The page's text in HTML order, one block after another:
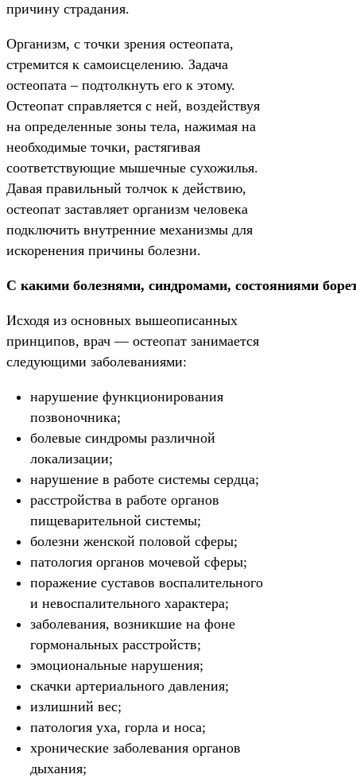
причину страдания.
Организм, с точки зрения остеопата,
стремится к самоисцелению. Задача
остеопата – подтолкнуть его к этому.
Остеопат справляется с ней, воздействуя
на определенные зоны тела, нажимая на
необходимые точки, растягивая
соответствующие мышечные сухожилья.
Давая правильный толчок к действию,
остеопат заставляет организм человека
подключить внутренние механизмы для
искоренения причины болезни.
С какими болезнями, синдромами, состояниями
Исходя из основных вышеописанных
принципов, врач — остеопат занимается
следующими заболеваниями:
нарушение функционирования
позвоночника;
болевые синдромы различной
локализации;
нарушение в работе системы сердца;
расстройства в работе органов
пищеварительной системы;
болезни женской половой сферы;
патология органов мочевой сферы;
поражение суставов воспалительного
и невоспалительного характера;
заболевания, возникшие на фоне
гормональных расстройств;
эмоциональные нарушения;
скачки артериального давления;
излишний вес;
патология уха, горла и носа;
хронические заболевания органов
дыхания;